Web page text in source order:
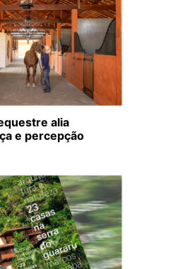
alia
e percepção